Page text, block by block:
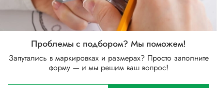
Наружный диаметр D, мм
Ширина B, мм
5
Проблемы с подбором? Мы поможем!
Запутались в маркировках и размерах? Просто заполните
форму — и мы решим ваш вопрос!